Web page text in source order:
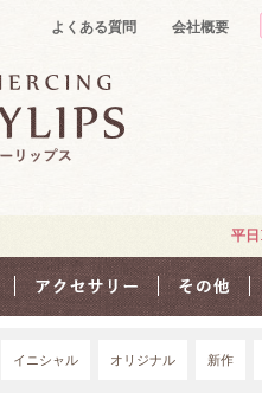
よくある質問 会社概要
平日
イニシャル オリジナル 新作